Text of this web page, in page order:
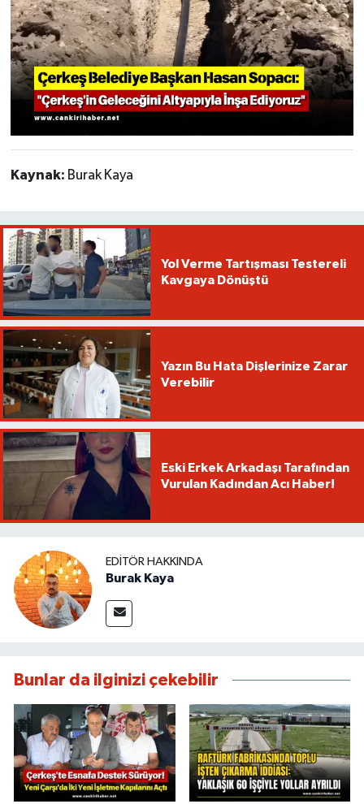
Kaynak: Burak Kaya
Yol Verme Tartışması Testereli
Kavgaya Dönüştü
Yazın Bu Hata Dişlerinize Zarar
Verebilir
Eski Erkek Arkadaşı Tarafından
Vurulan Kadından Acı Haber!
EDITÖR HAKKINDA
Burak Kaya
Bunlar da ilginizi çekebilir